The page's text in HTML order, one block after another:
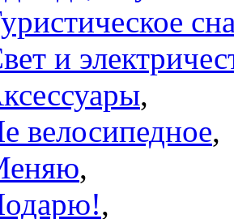
и
,
велосипедное,
,
,